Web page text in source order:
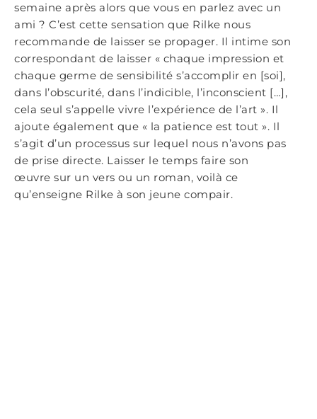
semaine après alors que vous en parlez avec un
ami ? C’est cette sensation que Rilke nous
recommande de laisser se propager. Il intime son
correspondant de laisser « chaque impression et
chaque germe de sensibilité s’accomplir en [soi],
dans l’obscurité, dans l’indicible, l’inconscient […],
cela seul s’appelle vivre l’expérience de l’art ». Il
ajoute également que « la patience est tout ». Il
s’agit d’un processus sur lequel nous n’avons pas
de prise directe. Laisser le temps faire son
œuvre sur un vers ou un roman, voilà ce
qu’enseigne Rilke à son jeune compair.